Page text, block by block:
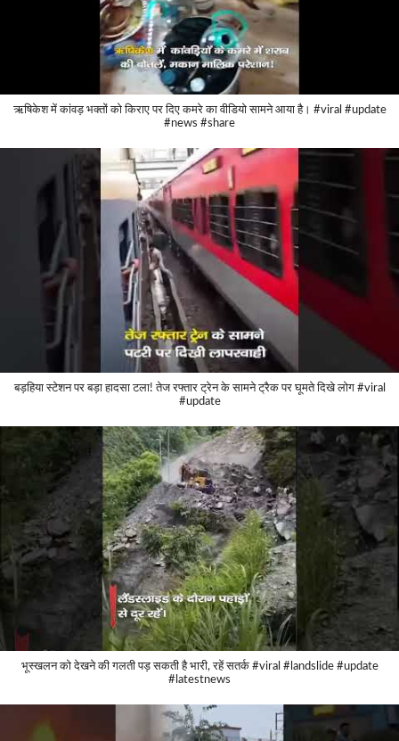
ऋषिकेश में कांवड़ भक्तों को किराए पर दिए कमरे का वीडियो सामने आया है। #viral #update
#news #share
बड़हिया स्टेशन पर बड़ा हादसा टला! तेज रफ्तार ट्रेन के सामने ट्रैक पर घूमते दिखे लोग #viral
#update
भूस्खलन को देखने की गलती पड़ सकती है भारी, रहें सतर्क #viral #landslide #update
#latestnews